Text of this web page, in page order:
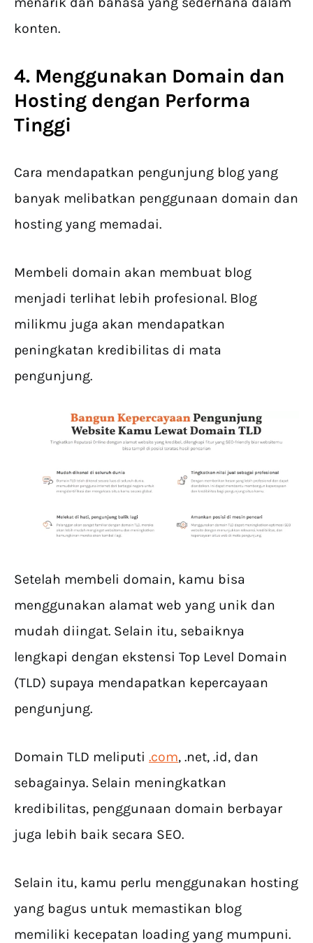
konten.
4. Menggunakan Domain dan
Hosting dengan Performa
Tinggi
Cara mendapatkan pengunjung blog yang
banyak melibatkan penggunaan domain dan
hosting yang memadai.
Membeli domain akan membuat blog
menjadi terlihat lebih profesional. Blog
milikmu juga akan mendapatkan
peningkatan kredibilitas di mata
pengunjung.
Setelah membeli domain, kamu bisa
menggunakan alamat web yang unik dan
mudah diingat. Selain itu, sebaiknya
lengkapi dengan ekstensi Top Level Domain
(TLD) supaya mendapatkan kepercayaan
pengunjung.
Domain TLD meliputi .com, .net, .id, dan
sebagainya. Selain meningkatkan
kredibilitas, penggunaan domain berbayar
juga lebih baik secara SEO.
Selain itu, kamu perlu menggunakan hosting
yang bagus untuk memastikan blog
memiliki kecepatan loading yang mumpuni.